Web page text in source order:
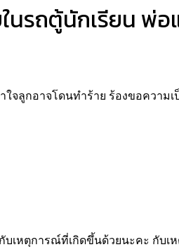
นรถตู้นักเรียน พ่
ใจลูกอาจโดนทำร้าย ร้องขอความเ
เหตุการณ์ที่เกิดขึ้นด้วยนะคะ กับ